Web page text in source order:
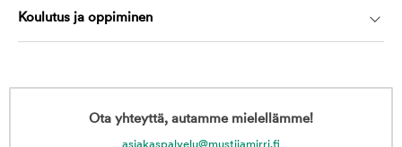
Koulutus ja oppiminen
Ota yhteyttä, autamme mielellämme!